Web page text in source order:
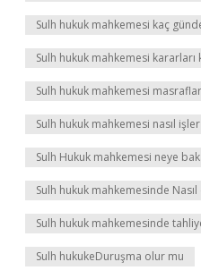
Sulh hukuk mahkemesi kaç
Sulh hukuk mahkemesi kararları
Sulh hukuk mahkemesi
Sulh hukuk mahkemesi nasıl işler
Sulh Hukuk mahkemesi neye
Sulh hukuk mahkemesinde Nasıl
Sulh hukuk mahkemesinde
Sulh hukukeDuruşma olur mu